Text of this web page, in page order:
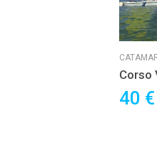
Corso
40